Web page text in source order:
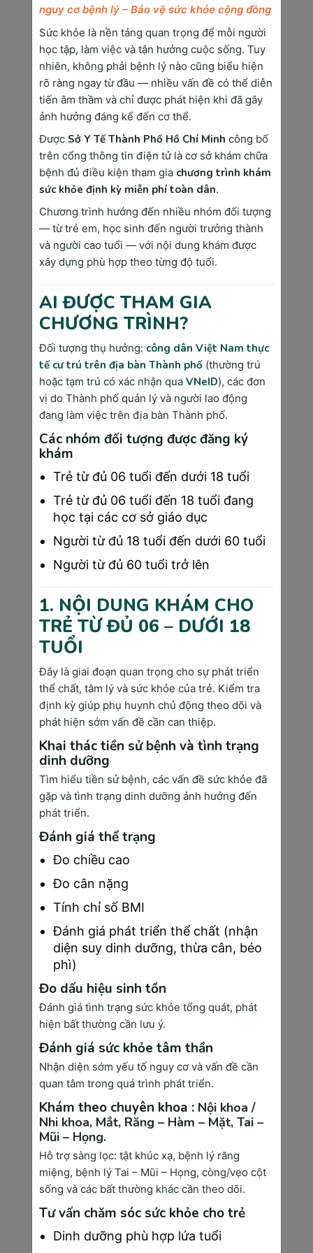
thể kéo dài từ vài năm đến nhiều thập kỷ tùy
theo loại ung thư và yếu tố cá nhân.
Việc hiểu rõ quá trình này giải thích tại sao
phát hiện sớm lại quan trọng. Khi can thiệp ở
giai đoạn đầu, cơ hội điều trị thành công tăng
lên đáng kể, đồng thời chi phí và tác động đến
chất lượng cuộc sống cũng giảm thiểu.
Phân Loại Ung Thư - Hiểu Đúng Để Không
Hoang Mang
Phân Loại Theo Vị Trí Giải Phẫu
Năm 2025, 10 loại ung thư phổ biến nhất tại
Việt Nam theo thứ tự tỷ lệ mắc bệnh bao gồm
ung thư vú (14.7%), ung thư dạ dày (12.8%),
ung thư đại trực tràng (11.5%), ung thư cổ tử
cung (8.9%), ung thư tuyến tiền liệt (7.2%),
ung thư máu (5.4%), ung thư thực quản
(4.3%) và ung thư buồng trứng (3.8%).
Tỷ lệ mắc bệnh có sự khác biệt rõ rệt theo
giới tính và độ tuổi. Nam giới có xu hướng mắc
ung thư phổi và gan cao hơn, trong khi phụ nữ
thường gặp ung thư vú và cổ tử cung. Độ tuổi
trung bình mắc ung thư tại Việt Nam đang có
xu hướng giảm, với nhiều trường hợp được
phát hiện ở độ tuổi 40-50.
Bản đồ ung thư Việt Nam cho thấy sự phân
bố không đều theo vùng miền. Miền Bắc có tỷ
lệ ung thư gan cao hơn do tình trạng nhiễm
virus viêm gan B phổ biến. Miền Trung ghi
nhận nhiều trường hợp ung thư phổi liên
quan đến ô nhiễm môi trường. Miền Nam có tỷ
lệ ung thư đại trực tràng gia tăng do thay đổi
lối sống và chế độ ăn uống.
Carcinoma (ung thư biểu mô) chiếm khoảng
85% các trường hợp ung thư, xuất phát từ tế
bào biểu mô lót các cơ quan như phổi, gan, vú,
dạ dày. Đây là loại ung thư phổ biến nhất và
có nhiều phân type khác nhau.
Sarcoma (ung thư mô liên kết) phát triển từ
xương, sụn, cơ, mô mỡ hoặc mạch máu. Mặc
dù ít gặp hơn (chiếm 1-2% các trường hợp)
nhưng thường có tính chất hung dữ và khó
điều trị hơn.
Lymphoma (ung thư hệ lympho) xuất phát từ
hệ thống bạch huyết của cơ thể, bao gồm
bệnh Hodgkin và non-Hodgkin lymphoma.
Loại ung thư này thường có phản ứng tốt với
hóa trị và xạ trị.
Leukemia (bạch cầu) là ung thư máu xuất phát
từ tủy xương, khiến cơ thể sản xuất quá nhiều
bạch cầu bất thường. Việc phân loại này rất
quan trọng vì mỗi loại có phương pháp điều trị
và tiên lượng khác nhau.
nguy cơ bệnh lý – Bảo vệ sức khỏe cộng đồng
Sức khỏe là nền tảng quan trọng để mỗi người
học tập, làm việc và tận hưởng cuộc sống. Tuy
nhiên, không phải bệnh lý nào cũng biểu hiện
rõ ràng ngay từ đầu — nhiều vấn đề có thể diễn
tiến âm thầm và chỉ được phát hiện khi đã gây
ảnh hưởng đáng kể đến cơ thể.
Được Sở Y Tế Thành Phố Hồ Chí Minh công bố
trên cổng thông tin điện tử là cơ sở khám chữa
bệnh đủ điều kiện tham gia chương trình khám
sức khỏe định kỳ miễn phí toàn dân.
Chương trình hướng đến nhiều nhóm đối tượng
— từ trẻ em, học sinh đến người trưởng thành
và người cao tuổi — với nội dung khám được
xây dựng phù hợp theo từng độ tuổi.
AI ĐƯỢC THAM GIA
CHƯƠNG TRÌNH?
Đối tượng thụ hưởng: công dân Việt Nam thực
tế cư trú trên địa bàn Thành phố(thường trú
hoặc tạm trú có xác nhận qua VNeID), các đơn
vị do Thành phố quản lý và người lao động
đang làm việc trên địa bàn Thành phố.
Các nhóm đối tượng được đăng ký
khám
Trẻ từ đủ 06 tuổi đến dưới 18 tuổi
Trẻ từ đủ 06 tuổi đến 18 tuổi đang
học tại các cơ sở giáo dục
Người từ đủ 18 tuổi đến dưới 60 tuổi
Người từ đủ 60 tuổi trở lên
1. NỘI DUNG KHÁM CHO
TRẺ TỪ ĐỦ 06 – DƯỚI 18
TUỔI
Đây là giai đoạn quan trọng cho sự phát triển
thể chất, tâm lý và sức khỏe của trẻ. Kiểm tra
định kỳ giúp phụ huynh chủ động theo dõi và
phát hiện sớm vấn đề cần can thiệp.
Khai thác tiền sử bệnh và tình trạng
dinh dưỡng
Tìm hiểu tiền sử bệnh, các vấn đề sức khỏe đã
gặp và tình trạng dinh dưỡng ảnh hưởng đến
phát triển.
Đánh giá thể trạng
Đo chiều cao
Đo cân nặng
Tính chỉ số BMI
Đánh giá phát triển thể chất (nhận
diện suy dinh dưỡng, thừa cân, béo
phì)
Đo dấu hiệu sinh tồn
Đánh giá tình trạng sức khỏe tổng quát, phát
hiện bất thường cần lưu ý.
Đánh giá sức khỏe tâm thần
Nhận diện sớm yếu tố nguy cơ và vấn đề cần
quan tâm trong quá trình phát triển.
Khám theo chuyên khoa : Nội khoa /
Nhi khoa, Mắt, Răng – Hàm – Mặt, Tai –
Mũi – Họng.
Hỗ trợ sàng lọc: tật khúc xạ, bệnh lý răng
miệng, bệnh lý Tai – Mũi – Họng, còng/vẹo cột
sống và các bất thường khác cần theo dõi.
Tư vấn chăm sóc sức khỏe cho trẻ
Dinh dưỡng phù hợp lứa tuổi